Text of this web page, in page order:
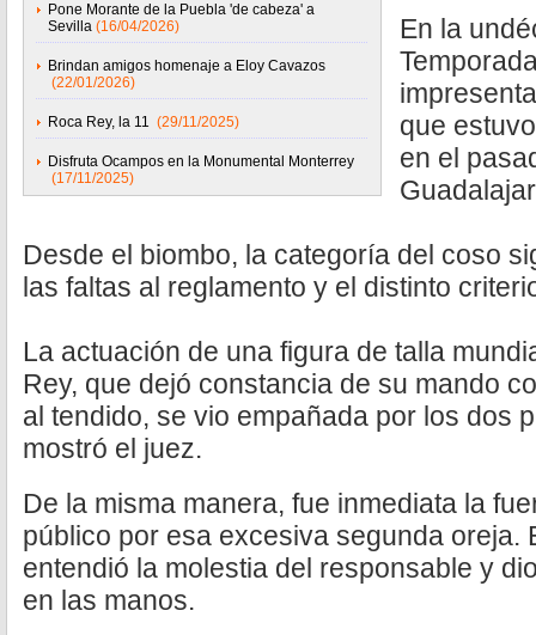
Pone Morante de la Puebla 'de cabeza' a
Sevilla (16/04/2026)
Brindan amigos homenaje a Eloy Cavazos
(22/01/2026)
Roca Rey, la 11 (29/11/2025)
Disfruta Ocampos en la Monumental Monterrey
(17/11/2025)
En la
que
en el
Desde el biombo, la categoría del coso
las faltas al reglamento y el distinto
La actuación de una figura de talla
Rey, que dejó constancia de su mando
al tendido, se vio empañada por los dos
mostró el juez.
De la misma manera, fue inmediata la
público por esa excesiva segunda oreja.
entendió la molestia del responsable y
en las manos.